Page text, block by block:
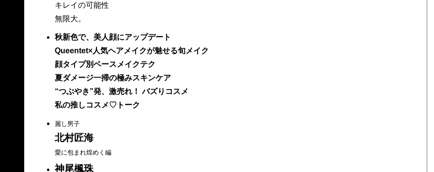
キレイの可能性
無限大。
秋新色で、美人顔にアップデート
Queentet×人気ヘアメイクが魅せる旬メイク
顔タイプ別ベースメイクテク
夏ダメージ一掃の極みスキンケア
“つぶやき”発、激売れ！ バズりコスメ
私の推しコスメ♡トーク
麗し男子
北村匠海
愛に包まれ煌めく編
神尾楓珠